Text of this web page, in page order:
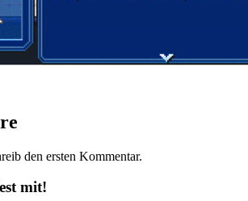
den ersten Kommentar.
mit!